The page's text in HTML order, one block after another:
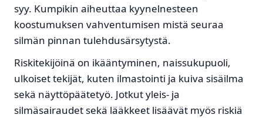
syy. Kumpikin aiheuttaa kyynelnesteen
koostumuksen vahventumisen mistä seuraa
silmän pinnan tulehdusärsytystä.
Riskitekijöinä on ikääntyminen, naissukupuoli,
ulkoiset tekijät, kuten ilmastointi ja kuiva sisäilma
sekä näyttöpäätetyö. Jotkut yleis- ja
silmäsairaudet sekä lääkkeet lisäävät myös riskiä